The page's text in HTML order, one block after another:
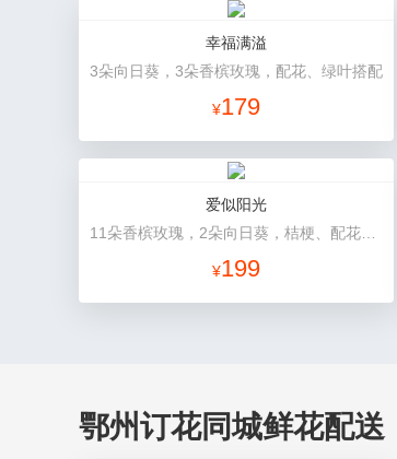
幸福满溢
3朵向日葵，3朵香槟玫瑰，配花、绿叶搭配
¥179
爱似阳光
¥199
鄂州订花同城鲜花配送